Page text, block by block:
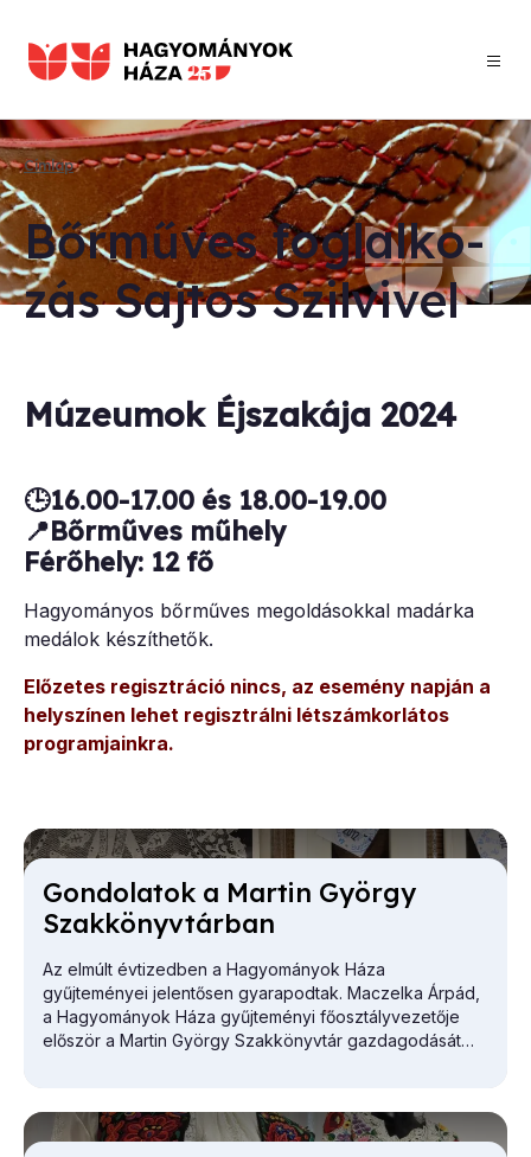
tartalomra
Morzsa
Címlap
Bőr­mű­ves fog­lal­ko­
zás Saj­tos Szil­vi­vel
Múzeumok Éjszakája 2024
🕒16.00-17.00 és 18.00-19.00
📍Bőrműves műhely
Férőhely: 12 fő
Hagyományos bőrműves megoldásokkal madárka
medálok készíthetők.
Előzetes regisztráció nincs, az esemény napján a
helyszínen lehet regisztrálni létszámkorlátos
programjainkra.
Gon­do­la­tok a Mar­tin György
Szak­könyv­tár­ban
Az elmúlt évtizedben a Hagyományok Háza
gyűjteményei jelentősen gyarapodtak. Maczelka Árpád,
a Hagyományok Háza gyűjteményi főosztályvezetője
először a Martin György Szakkönyvtár gazdagodását